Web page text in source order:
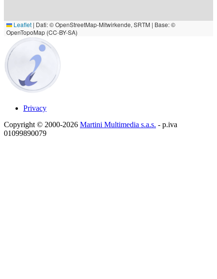
Leaflet | Dati: © OpenStreetMap-Mitwirkende, SRTM | Base: ©
OpenTopoMap (CC-BY-SA)
Privacy
Copyright © 2000-2026 Martini Multimedia s.a.s. - p.iva
01099890079